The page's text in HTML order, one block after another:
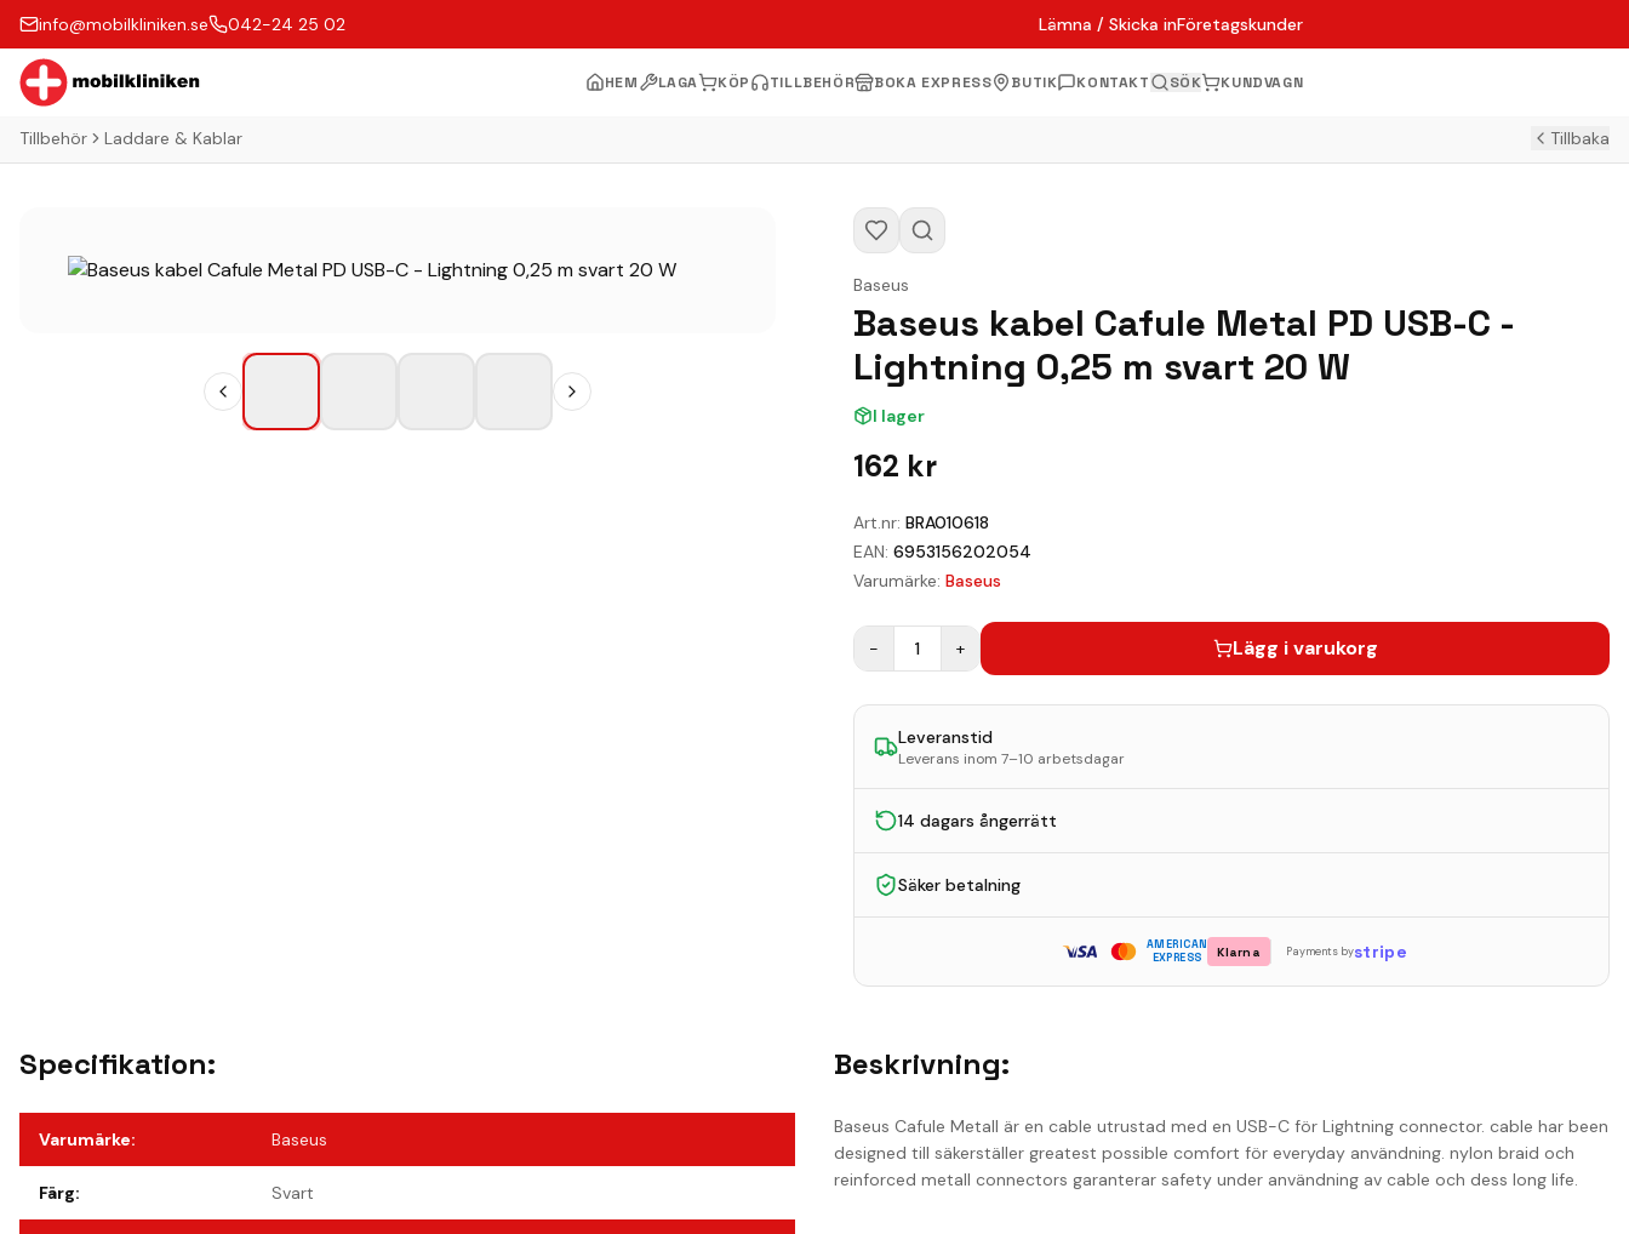
info@mobilkliniken.se 042-24 25 02 Lämna / Skicka inFöretagskunder
HEM LAGA KÖP TILLBEHÖR BOKA EXPRESS BUTIK KONTAKT SÖK KUNDVAGN
Tillbehör Laddare & Kablar Tillbaka
Baseus
Baseus kabel Cafule Metal PD USB-C -
Lightning 0,25 m svart 20 W
I lager
162 kr
Art.nr: BRA010618
EAN: 6953156202054
Varumärke: Baseus
− 1 + Lägg i varukorg
Leveranstid
Leverans inom 7–10 arbetsdagar
14 dagars ångerrätt
Säker betalning
AMERICAN
EXPRESS
Klarna Payments bystripe
Specifikation:
Varumärke: Baseus
Färg: Svart
Beskrivning:
Baseus Cafule Metall är en cable utrustad med en USB-C för Lightning connector. cable har been
designed till säkerställer greatest possible comfort för everyday användning. nylon braid och
reinforced metall connectors garanterar safety under användning av cable och dess long life.